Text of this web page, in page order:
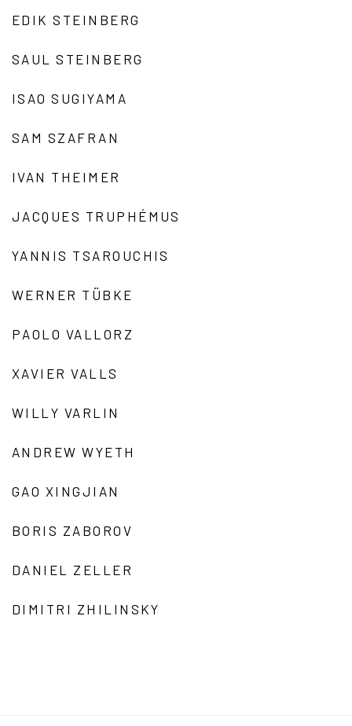
EDIK STEINBERG
SAUL STEINBERG
ISAO SUGIYAMA
SAM SZAFRAN
IVAN THEIMER
JACQUES TRUPHÉMUS
YANNIS TSAROUCHIS
WERNER TÜBKE
PAOLO VALLORZ
XAVIER VALLS
WILLY VARLIN
ANDREW WYETH
GAO XINGJIAN
BORIS ZABOROV
DANIEL ZELLER
DIMITRI ZHILINSKY